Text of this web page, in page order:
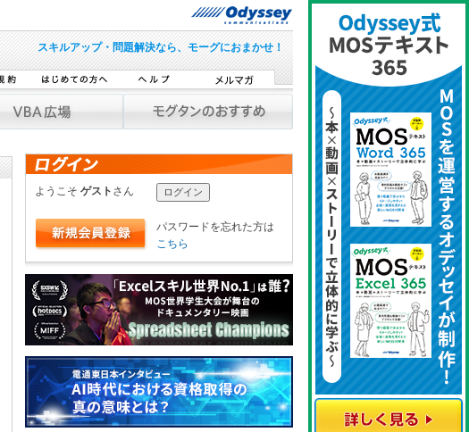
スキルアップ・問題解決なら、モーグにおまかせ！
ようこそ ゲスト さん
パスワードを忘れた方は
こちら